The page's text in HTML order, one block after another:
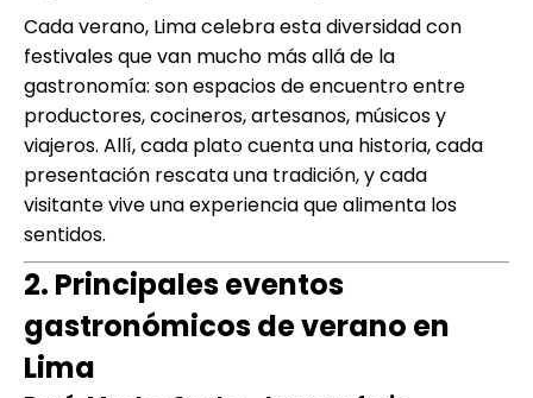
Cada verano, Lima celebra esta diversidad con
festivales que van mucho más allá de la
gastronomía: son espacios de encuentro entre
productores, cocineros, artesanos, músicos y
viajeros. Allí, cada plato cuenta una historia, cada
presentación rescata una tradición, y cada
visitante vive una experiencia que alimenta los
sentidos.
2. Principales eventos
gastronómicos de verano en
Lima